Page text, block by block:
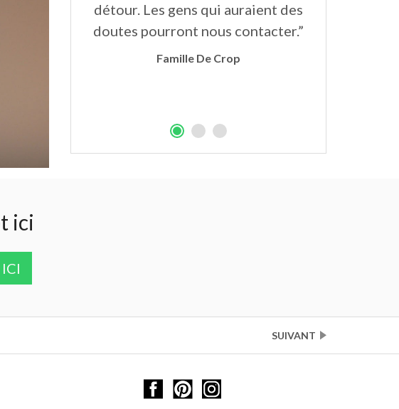
détour. Les gens qui auraient des
doutes pourront nous contacter.”
Famille De Crop
ici
SUIVANT